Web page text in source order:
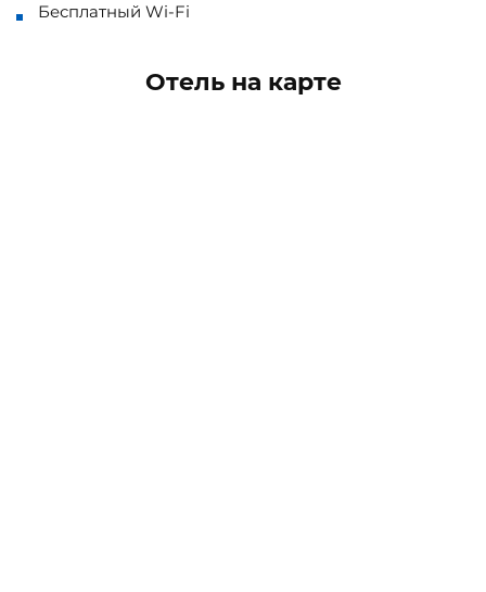
Бесплатный Wi-Fi
Отель на карте